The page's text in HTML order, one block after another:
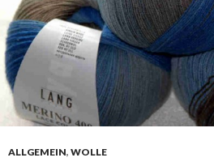
ALLGEMEIN, WOLLE